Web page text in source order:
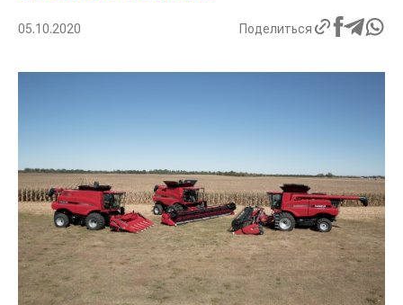
05.10.2020 Поделиться